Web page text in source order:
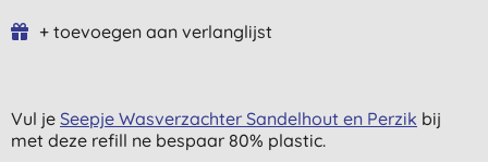
+ toevoegen aan verlanglijst
Vul je Seepje Wasverzachter Sandelhout en Perzik bij
met deze refill ne bespaar 80% plastic.